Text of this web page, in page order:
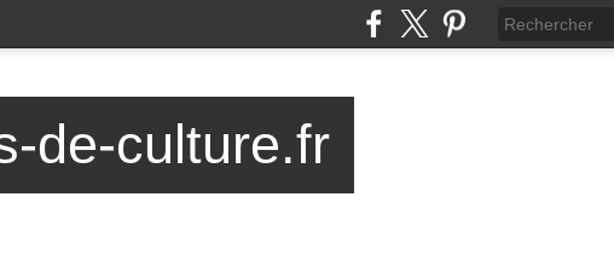
de-culture.fr